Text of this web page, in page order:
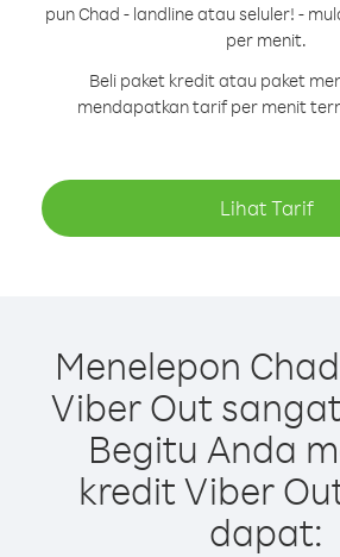
pun Chad - landline atau seluler! -
per menit.
Beli paket kredit atau paket
mendapatkan tarif per menit
Lihat Tarif
Menelepon
Viber Out
Begitu Anda
kredit Viber
dapat: